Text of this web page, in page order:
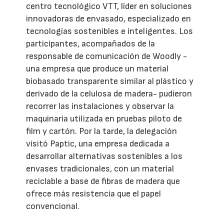
centro tecnológico VTT, líder en soluciones
innovadoras de envasado, especializado en
tecnologías sostenibles e inteligentes. Los
participantes, acompañados de la
responsable de comunicación de Woodly -
una empresa que produce un material
biobasado transparente similar al plástico y
derivado de la celulosa de madera- pudieron
recorrer las instalaciones y observar la
maquinaria utilizada en pruebas piloto de
film y cartón. Por la tarde, la delegación
visitó Paptic, una empresa dedicada a
desarrollar alternativas sostenibles a los
envases tradicionales, con un material
reciclable a base de fibras de madera que
ofrece más resistencia que el papel
convencional.